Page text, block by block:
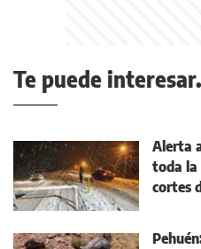
Te puede
Alerta
toda la
cortes